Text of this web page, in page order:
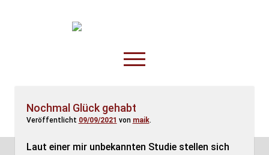
TruckOnline.de
open
menu
Anderswo
Spesenliste
Nochmal Glück gehabt
Veröffentlicht 09/09/2021 von maik.
Laut einer mir unbekannten Studie stellen sich